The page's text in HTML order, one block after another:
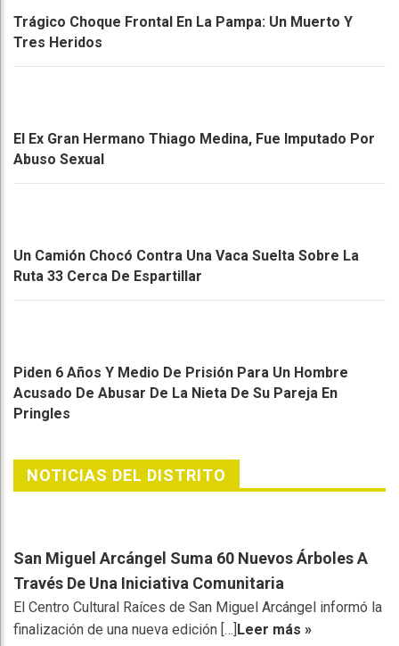
Trágico Choque Frontal En La Pampa: Un Muerto Y
Tres Heridos
El Ex Gran Hermano Thiago Medina, Fue Imputado Por
Abuso Sexual
Un Camión Chocó Contra Una Vaca Suelta Sobre La
Ruta 33 Cerca De Espartillar
Piden 6 Años Y Medio De Prisión Para Un Hombre
Acusado De Abusar De La Nieta De Su Pareja En
Pringles
NOTICIAS DEL DISTRITO
San Miguel Arcángel Suma 60 Nuevos Árboles A
Través De Una Iniciativa Comunitaria
El Centro Cultural Raíces de San Miguel Arcángel informó la
finalización de una nueva edición […]Leer más »